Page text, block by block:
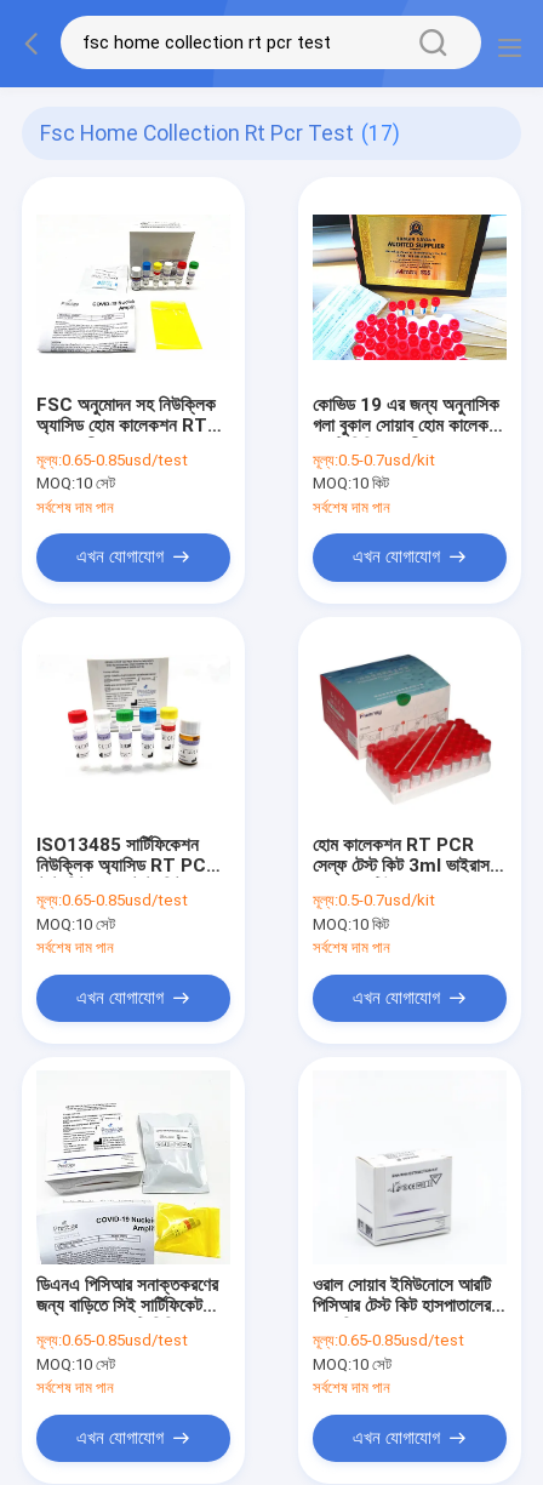
Fsc Home Collection Rt Pcr Test (17)
FSC অনুমোদন সহ নিউক্লিক
অ্যাসিড হোম কালেকশন RT
মূল্য:0.65-0.85usd/test
MOQ:10 সেট
সর্বশেষ দাম পান
এখন যোগাযোগ
কোভিড 19 এর জন্য অনুনাসিক
গলা বুকাল সোয়াব হোম কালেকশন
মূল্য:0.5-0.7usd/kit
MOQ:10 কিট
সর্বশেষ দাম পান
এখন যোগাযোগ
ISO13485 সার্টিফিকেশন
নিউক্লিক অ্যাসিড RT PCR
মূল্য:0.65-0.85usd/test
MOQ:10 সেট
সর্বশেষ দাম পান
এখন যোগাযোগ
হোম কালেকশন RT PCR
সেল্ফ টেস্ট কিট 3ml ভাইরাস
মূল্য:0.5-0.7usd/kit
MOQ:10 কিট
সর্বশেষ দাম পান
এখন যোগাযোগ
ডিএনএ পিসিআর সনাক্তকরণের
জন্য বাড়িতে সিই সার্টিফিকেট
পরীক্ষা
মূল্য:0.65-0.85usd/test
MOQ:10 সেট
সর্বশেষ দাম পান
এখন যোগাযোগ
ওরাল সোয়াব ইমিউনোসে আরটি
পিসিআর টেস্ট কিট হাসপাতালের
মূল্য:0.65-0.85usd/test
MOQ:10 সেট
সর্বশেষ দাম পান
এখন যোগাযোগ